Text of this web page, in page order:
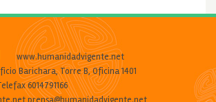
www.humanidadvigente.net
Barichara, Torre B, Oficina 1401
6014791166